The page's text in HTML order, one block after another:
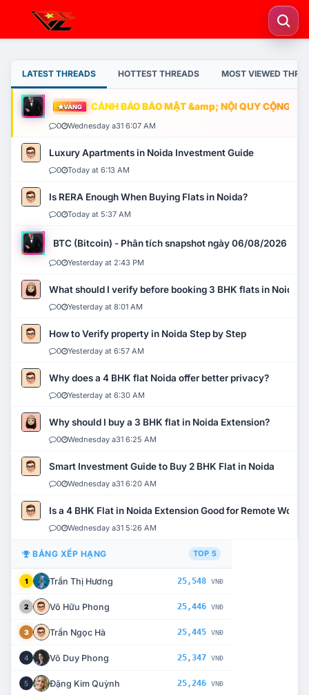
LATEST THREADS HOTTEST THREADS MOST VIEWED
VÀNG CẢNH BÁO BẢO MẬT &amp; NỘI QUY CỘNG
0 Wednesday a31 6:07 AM
Luxury Apartments in Noida Investment Guide
0 Today at 6:13 AM
Is RERA Enough When Buying Flats in Noida?
0 Today at 5:37 AM
BTC (Bitcoin) - Phân tích snapshot ngày 06/08/2026
0 Yesterday at 2:43 PM
What should I verify before booking 3 BHK flats in Noida?
0 Yesterday at 8:01 AM
How to Verify property in Noida Step by Step
0 Yesterday at 6:57 AM
Why does a 4 BHK flat Noida offer better privacy?
0 Yesterday at 6:30 AM
Why should I buy a 3 BHK flat in Noida Extension?
0 Wednesday a31 6:25 AM
Smart Investment Guide to Buy 2 BHK Flat in Noida
0 Wednesday a31 6:20 AM
Is a 4 BHK Flat in Noida Extension Good for Remote Work?
0 Wednesday a31 5:26 AM
BẢNG XẾP HẠNG TOP 5
1 Trần Thị Hương 25,548 VNĐ
2 Võ Hữu Phong 25,446 VNĐ
3 Trần Ngọc Hà 25,445 VNĐ
4 Võ Duy Phong 25,347 VNĐ
5 Đặng Kim Quỳnh 25,246 VNĐ